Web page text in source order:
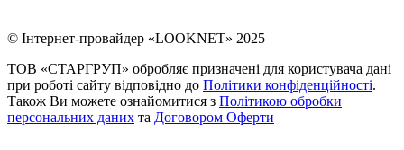
© Інтернет-провайдер «LOOKNET» 2025
ТОВ «СТАРГРУП» обробляє призначені для користувача дані
при роботі сайту відповідно до Політики конфіденційності.
Також Ви можете ознайомитися з Політикою обробки
персональних даних та Договором Оферти